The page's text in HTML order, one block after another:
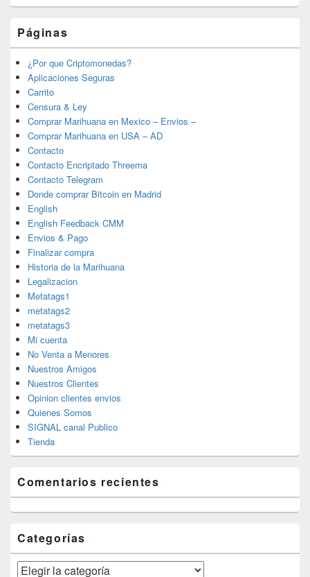
Páginas
¿Por que Criptomonedas?
Aplicaciones Seguras
Carrito
Censura & Ley
Comprar Marihuana en Mexico – Envios –
Comprar Marihuana en USA – AD
Contacto
Contacto Encriptado Threema
Contacto Telegram
Donde comprar Bitcoin en Madrid
English
English Feedback CMM
Envios & Pago
Finalizar compra
Historia de la Marihuana
Legalizacion
Metatags1
metatags2
metatags3
Mi cuenta
No Venta a Menores
Nuestros Amigos
Nuestros Clientes
Opinion clientes envios
Quienes Somos
SIGNAL canal Publico
Tienda
Comentarios recientes
Categorías
Categorías